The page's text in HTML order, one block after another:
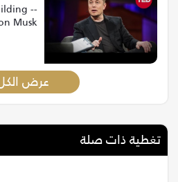
--
Musk
عرض
تغطية ذات صلة